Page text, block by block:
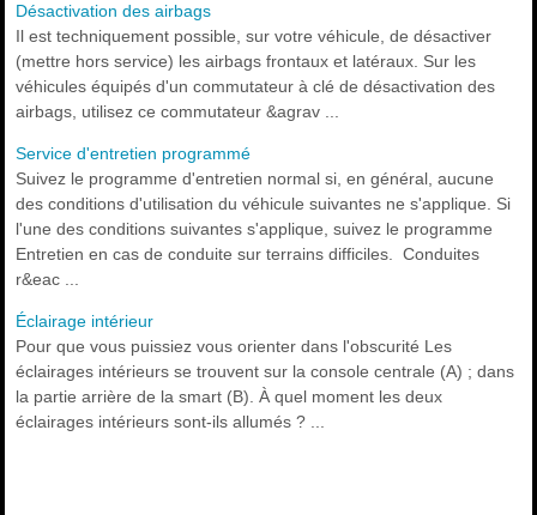
Désactivation des airbags
Il est techniquement possible, sur votre véhicule, de désactiver
(mettre hors service) les airbags frontaux et latéraux. Sur les
véhicules équipés d'un commutateur à clé de désactivation des
airbags, utilisez ce commutateur &agrav ...
Service d'entretien programmé
Suivez le programme d'entretien normal si, en général, aucune
des conditions d'utilisation du véhicule suivantes ne s'applique. Si
l'une des conditions suivantes s'applique, suivez le programme
Entretien en cas de conduite sur terrains difficiles. Conduites
r&eac ...
Éclairage intérieur
Pour que vous puissiez vous orienter dans l'obscurité Les
éclairages intérieurs se trouvent sur la console centrale (A) ; dans
la partie arrière de la smart (B). À quel moment les deux
éclairages intérieurs sont-ils allumés ? ...